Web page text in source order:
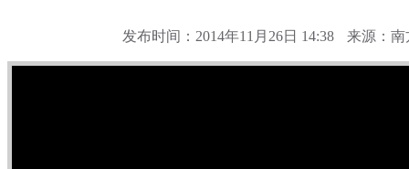
发布时间：2014年11月26日 14:38 来源：南